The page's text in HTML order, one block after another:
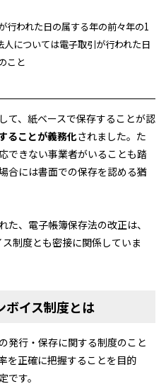
われた日の属する年の前々年の1
については電子取引が行われた日
こと
て、紙ベースで保存することが認
ることが義務化されました。た
できない事業者がいることも踏
合には書面での保存を認める猶
、電子帳簿保存法の改正は、
制度とも密接に関係していま
イス制度とは
発行・保存に関する制度のこと
を正確に把握することを目的
す。